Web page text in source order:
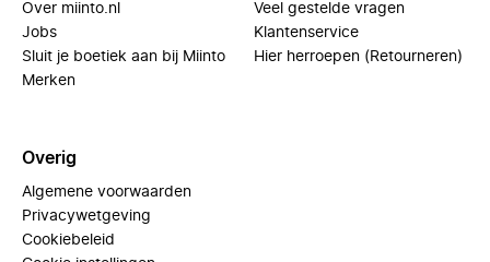
Over miinto.nl
Jobs
Sluit je boetiek aan bij Miinto
Merken
Veel gestelde vragen
Klantenservice
Hier herroepen (Retourneren)
Overig
Algemene voorwaarden
Privacywetgeving
Cookiebeleid